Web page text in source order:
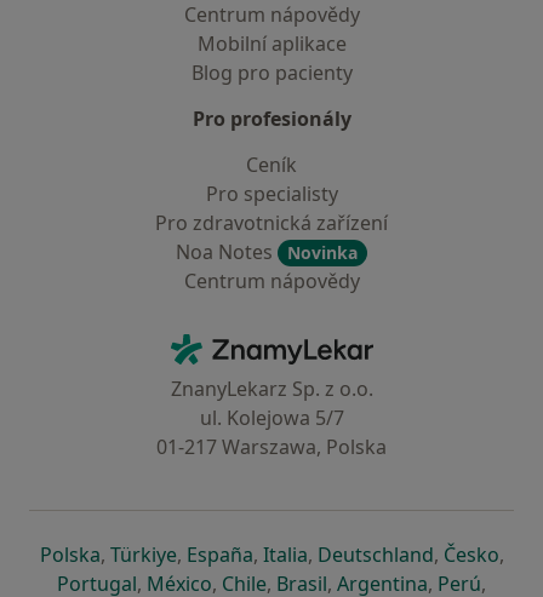
Centrum nápovědy
Mobilní aplikace
Blog pro pacienty
Pro profesionály
Ceník
Pro specialisty
Pro zdravotnická zařízení
Noa Notes
Novinka
Centrum nápovědy
ZnamyLekar - Hlavní stránka
ZnanyLekarz Sp. z o.o.
ul. Kolejowa 5/7
01-217 Warszawa, Polska
Polskase otevře v nové záložce
, Türkiyese otevře v nové záložce
, Españase otevře v nové záložce
, Italiase otevře v nové záložce
, Deutschlandse otevře v
, Českose
,
Portugalse otevře v nové záložce
, Méxicose otevře v nové záložce
, Chilese otevře v nové záložce
, Brasilse otevře v nové
, Argentinase otevře v
, Perúse
,